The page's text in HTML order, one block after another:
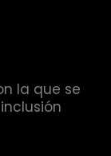
la que se